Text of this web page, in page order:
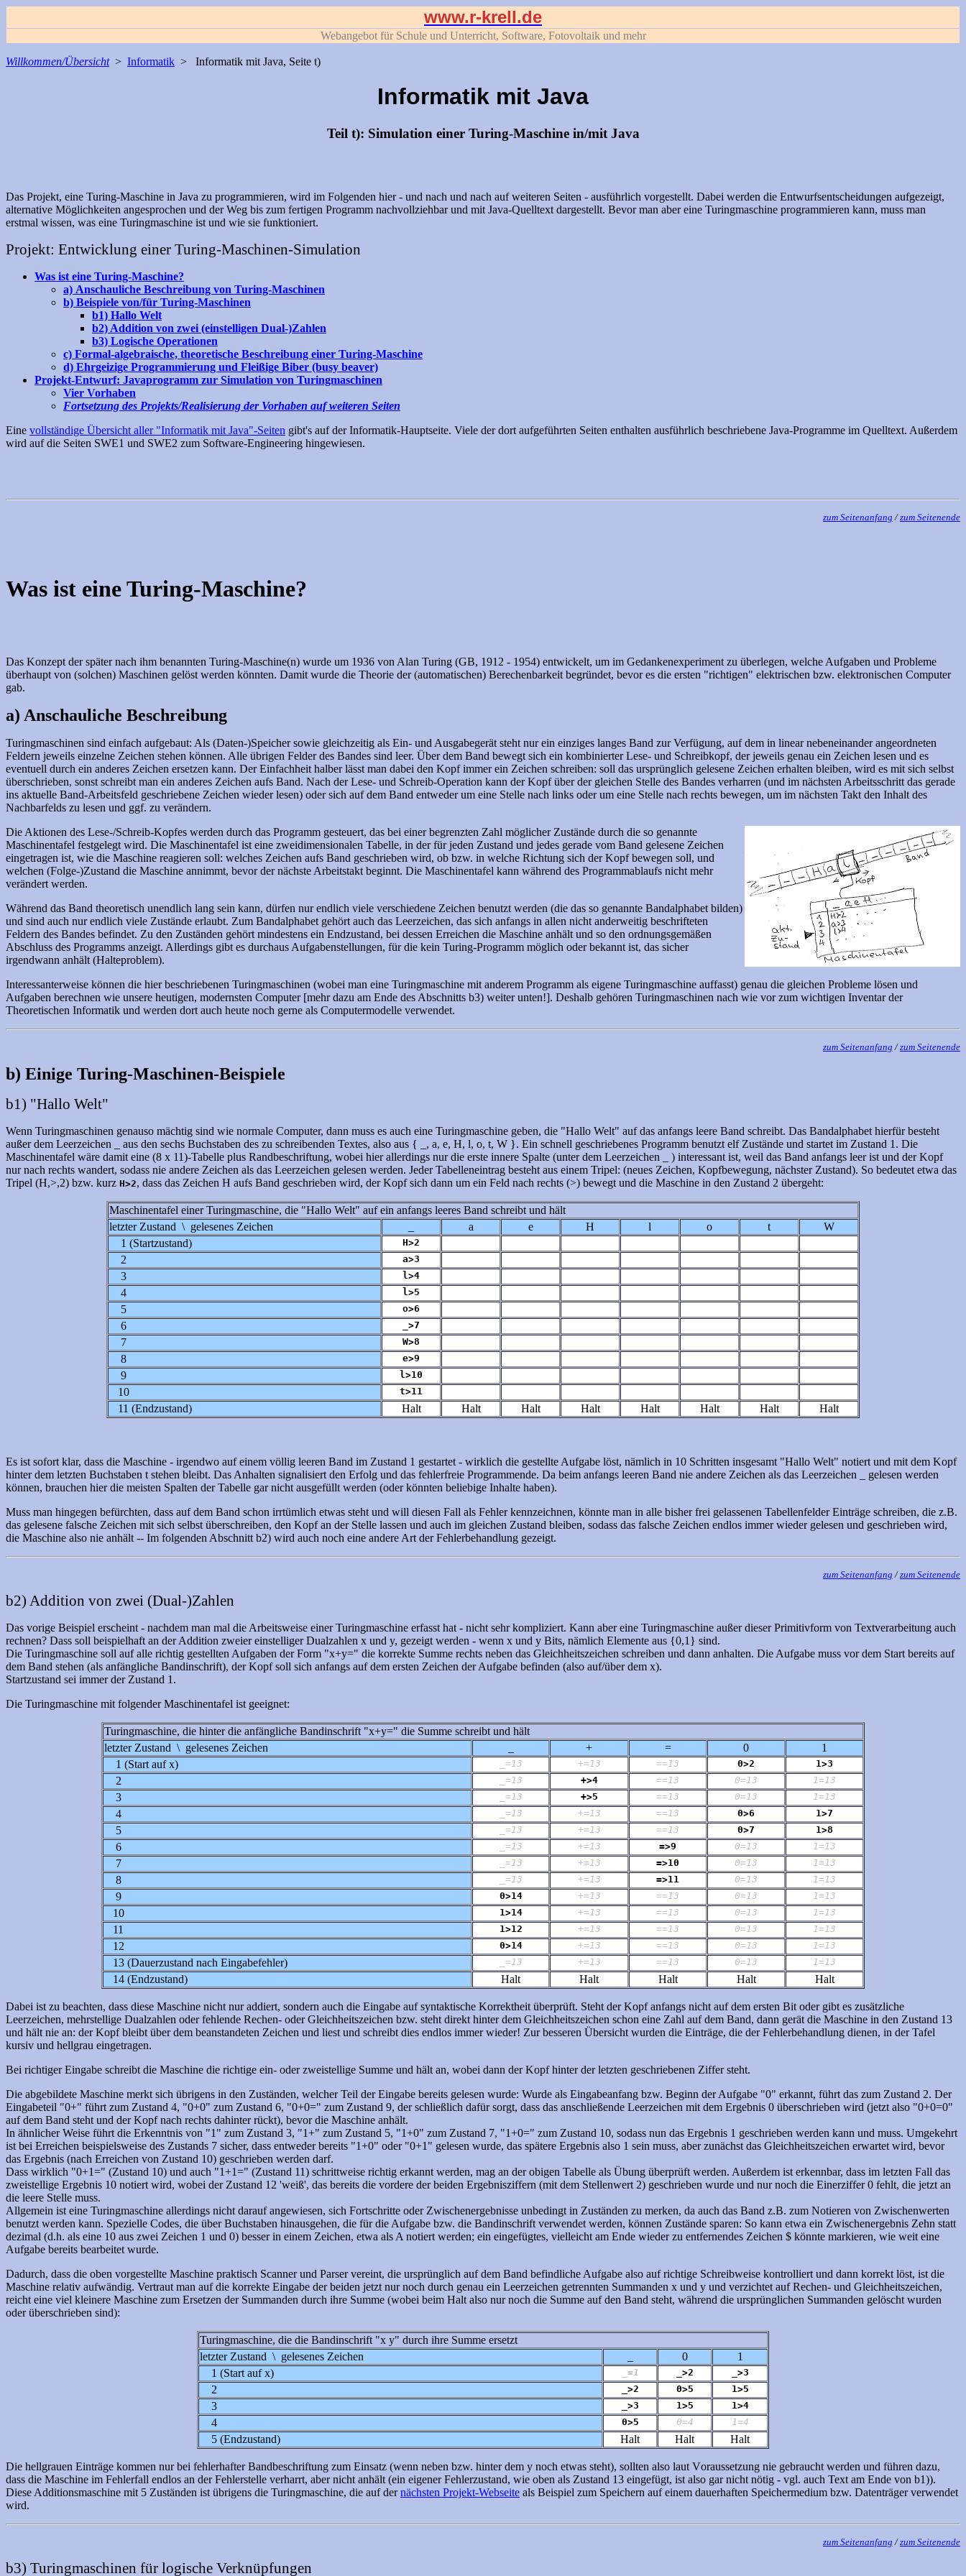
www.r-krell.de
Webangebot für Schule und Unterricht, Software, Fotovoltaik und mehr
Willkommen/Übersicht> Informatik > Informatik mit Java, Seite t)
Informatik mit Java
Teil t): Simulation einer Turing-Maschine in/mit Java
Das Projekt, eine Turing-Maschine in Java zu programmieren, wird im Folgenden hier - und nach und nach auf weiteren Seiten - ausführlich vorgestellt. Dabei werden die Entwurfsentscheidungen aufgezeigt,
alternative Möglichkeiten angesprochen und der Weg bis zum fertigen Programm nachvollziehbar und mit Java-Quelltext dargestellt. Bevor man aber eine Turingmaschine programmieren kann, muss man
erstmal wissen, was eine Turingmaschine ist und wie sie funktioniert.
Projekt: Entwicklung einer Turing-Maschinen-Simulation
Was ist eine Turing-Maschine?
a) Anschauliche Beschreibung von Turing-Maschinen
b) Beispiele von/für Turing-Maschinen
b1) Hallo Welt
b2) Addition von zwei (einstelligen Dual-)Zahlen
b3) Logische Operationen
c) Formal-algebraische, theoretische Beschreibung einer Turing-Maschine
d) Ehrgeizige Programmierung und Fleißige Biber (busy beaver)
Projekt-Entwurf: Javaprogramm zur Simulation von Turingmaschinen
Vier Vorhaben
Fortsetzung des Projekts/Realisierung der Vorhaben auf weiteren Seiten
Eine vollständige Übersicht aller "Informatik mit Java"-Seiten gibt's auf der Informatik-Hauptseite. Viele der dort aufgeführten Seiten enthalten ausführlich beschriebene Java-Programme im Quelltext. Außerdem
wird auf die Seiten SWE1 und SWE2 zum Software-Engineering hingewiesen.
zum Seitenanfang /zum Seitenende
Was ist eine Turing-Maschine?
Das Konzept der später nach ihm benannten Turing-Maschine(n) wurde um 1936 von Alan Turing (GB, 1912 - 1954) entwickelt, um im Gedankenexperiment zu überlegen, welche Aufgaben und Probleme
überhaupt von (solchen) Maschinen gelöst werden könnten. Damit wurde die Theorie der (automatischen) Berechenbarkeit begründet, bevor es die ersten "richtigen" elektrischen bzw. elektronischen Computer
gab.
a) Anschauliche Beschreibung
Turingmaschinen sind einfach aufgebaut: Als (Daten-)Speicher sowie gleichzeitig als Ein- und Ausgabegerät steht nur ein einziges langes Band zur Verfügung, auf dem in linear nebeneinander angeordneten
Feldern jeweils einzelne Zeichen stehen können. Alle übrigen Felder des Bandes sind leer. Über dem Band bewegt sich ein kombinierter Lese- und Schreibkopf, der jeweils genau ein Zeichen lesen und es
eventuell durch ein anderes Zeichen ersetzen kann. Der Einfachheit halber lässt man dabei den Kopf immer ein Zeichen schreiben: soll das ursprünglich gelesene Zeichen erhalten bleiben, wird es mit sich selbst
überschrieben, sonst schreibt man ein anderes Zeichen aufs Band. Nach der Lese- und Schreib-Operation kann der Kopf über der gleichen Stelle des Bandes verharren (und im nächsten Arbeitsschritt das gerade
ins aktuelle Band-Arbeitsfeld geschriebene Zeichen wieder lesen) oder sich auf dem Band entweder um eine Stelle nach links oder um eine Stelle nach rechts bewegen, um im nächsten Takt den Inhalt des
Nachbarfelds zu lesen und ggf. zu verändern.
Die Aktionen des Lese-/Schreib-Kopfes werden durch das Programm gesteuert, das bei einer begrenzten Zahl möglicher Zustände durch die so genannte
Maschinentafel festgelegt wird. Die Maschinentafel ist eine zweidimensionalen Tabelle, in der für jeden Zustand und jedes gerade vom Band gelesene Zeichen
eingetragen ist, wie die Maschine reagieren soll: welches Zeichen aufs Band geschrieben wird, ob bzw. in welche Richtung sich der Kopf bewegen soll, und
welchen (Folge-)Zustand die Maschine annimmt, bevor der nächste Arbeitstakt beginnt. Die Maschinentafel kann während des Programmablaufs nicht mehr
verändert werden.
Während das Band theoretisch unendlich lang sein kann, dürfen nur endlich viele verschiedene Zeichen benutzt werden (die das so genannte Bandalphabet bilden)
und sind auch nur endlich viele Zustände erlaubt. Zum Bandalphabet gehört auch das Leerzeichen, das sich anfangs in allen nicht anderweitig beschrifteten
Feldern des Bandes befindet. Zu den Zuständen gehört mindestens ein Endzustand, bei dessen Erreichen die Maschine anhält und so den ordnungsgemäßen
Abschluss des Programms anzeigt. Allerdings gibt es durchaus Aufgabenstellungen, für die kein Turing-Programm möglich oder bekannt ist, das sicher
irgendwann anhält (Halteproblem).
Interessanterweise können die hier beschriebenen Turingmaschinen (wobei man eine Turingmaschine mit anderem Programm als eigene Turingmaschine auffasst) genau die gleichen Probleme lösen und
Aufgaben berechnen wie unsere heutigen, modernsten Computer [mehr dazu am Ende des Abschnitts b3) weiter unten!]. Deshalb gehören Turingmaschinen nach wie vor zum wichtigen Inventar der
Theoretischen Informatik und werden dort auch heute noch gerne als Computermodelle verwendet.
zum Seitenanfang /zum Seitenende
b) Einige Turing-Maschinen-Beispiele
b1) "Hallo Welt"
Wenn Turingmaschinen genauso mächtig sind wie normale Computer, dann muss es auch eine Turingmaschine geben, die "Hallo Welt" auf das anfangs leere Band schreibt. Das Bandalphabet hierfür besteht
außer dem Leerzeichen _ aus den sechs Buchstaben des zu schreibenden Textes, also aus { _, a, e, H, l, o, t, W }. Ein schnell geschriebenes Programm benutzt elf Zustände und startet im Zustand 1. Die
Maschinentafel wäre damit eine (8 x 11)-Tabelle plus Randbeschriftung, wobei hier allerdings nur die erste innere Spalte (unter dem Leerzeichen _ ) interessant ist, weil das Band anfangs leer ist und der Kopf
nur nach rechts wandert, sodass nie andere Zeichen als das Leerzeichen gelesen werden. Jeder Tabelleneintrag besteht aus einem Tripel: (neues Zeichen, Kopfbewegung, nächster Zustand). So bedeutet etwa das
Tripel (H,>,2) bzw. kurz H>2, dass das Zeichen H aufs Band geschrieben wird, der Kopf sich dann um ein Feld nach rechts (>) bewegt und die Maschine in den Zustand 2 übergeht:
Maschinentafel einer Turingmaschine, die "Hallo Welt" auf ein anfangs leeres Band schreibt und hält
letzter Zustand \ gelesenes Zeichen
a e H l o t
W
1 (Startzustand)
H>2
2 a>3
3 l>4
4 l>5
5 o>6
6 _>7
7 W>8
8 e>9
9 l>10
10 t>11
11 (Endzustand) Halt Halt Halt Halt Halt Halt Halt Halt
Es ist sofort klar, dass die Maschine - irgendwo auf einem völlig leeren Band im Zustand 1 gestartet - wirklich die gestellte Aufgabe löst, nämlich in 10 Schritten insgesamt "Hallo Welt" notiert und mit dem Kopf
hinter dem letzten Buchstaben t stehen bleibt. Das Anhalten signalisiert den Erfolg und das fehlerfreie Programmende. Da beim anfangs leeren Band nie andere Zeichen als das Leerzeichen _ gelesen werden
können, brauchen hier die meisten Spalten der Tabelle gar nicht ausgefüllt werden (oder könnten beliebige Inhalte haben).
Muss man hingegen befürchten, dass auf dem Band schon irrtümlich etwas steht und will diesen Fall als Fehler kennzeichnen, könnte man in alle bisher frei gelassenen Tabellenfelder Einträge schreiben, die z.B.
das gelesene falsche Zeichen mit sich selbst überschreiben, den Kopf an der Stelle lassen und auch im gleichen Zustand bleiben, sodass das falsche Zeichen endlos immer wieder gelesen und geschrieben wird,
die Maschine also nie anhält -- Im folgenden Abschnitt b2) wird auch noch eine andere Art der Fehlerbehandlung gezeigt.
zum Seitenanfang /zum Seitenende
b2) Addition von zwei (Dual-)Zahlen
Das vorige Beispiel erscheint - nachdem man mal die Arbeitsweise einer Turingmaschine erfasst hat - nicht sehr kompliziert. Kann aber eine Turingmaschine außer dieser Primitivform von Textverarbeitung auch
rechnen? Dass soll beispielhaft an der Addition zweier einstelliger Dualzahlen x und y, gezeigt werden - wenn x und y Bits, nämlich Elemente aus {0,1} sind.
Die Turingmaschine soll auf alle richtig gestellten Aufgaben der Form "x+y=" die korrekte Summe rechts neben das Gleichheitszeichen schreiben und dann anhalten. Die Aufgabe muss vor dem Start bereits auf
dem Band stehen (als anfängliche Bandinschrift), der Kopf soll sich anfangs auf dem ersten Zeichen der Aufgabe befinden (also auf/über dem x).
Startzustand sei immer der Zustand 1.
Die Turingmaschine mit folgender Maschinentafel ist geeignet:
Turingmaschine, die hinter die anfängliche Bandinschrift "x+y=" die Summe schreibt und hält
letzter Zustand \ gelesenes Zeichen
+ = 0
1
1 (Start auf x)
_=13 +=13 ==13 0>2 1>3
2 _=13 +>4 ==13 0=13 1=13
3 _=13 +>5 ==13 0=13 1=13
4 _=13 +=13 ==13 0>6 1>7
5 _=13 +=13 ==13 0>7 1>8
6 _=13 +=13 =>9 0=13 1=13
7 _=13 +=13 =>10 0=13 1=13
8 _=13 +=13 =>11 0=13 1=13
9 0>14 +=13 ==13 0=13 1=13
10 1>14 +=13 ==13 0=13 1=13
11 1>12 +=13 ==13 0=13 1=13
12 0>14 +=13 ==13 0=13 1=13
13 (Dauerzustand nach Eingabefehler) _=13 +=13 ==13 0=13 1=13
14 (Endzustand) Halt Halt Halt Halt Halt
Dabei ist zu beachten, dass diese Maschine nicht nur addiert, sondern auch die Eingabe auf syntaktische Korrektheit überprüft. Steht der Kopf anfangs nicht auf dem ersten Bit oder gibt es zusätzliche
Leerzeichen, mehrstellige Dualzahlen oder fehlende Rechen- oder Gleichheitszeichen bzw. steht direkt hinter dem Gleichheitszeichen schon eine Zahl auf dem Band, dann gerät die Maschine in den Zustand 13
und hält nie an: der Kopf bleibt über dem beanstandeten Zeichen und liest und schreibt dies endlos immer wieder! Zur besseren Übersicht wurden die Einträge, die der Fehlerbehandlung dienen, in der Tafel
kursiv und hellgrau eingetragen.
Bei richtiger Eingabe schreibt die Maschine die richtige ein- oder zweistellige Summe und hält an, wobei dann der Kopf hinter der letzten geschriebenen Ziffer steht.
Die abgebildete Maschine merkt sich übrigens in den Zuständen, welcher Teil der Eingabe bereits gelesen wurde: Wurde als Eingabeanfang bzw. Beginn der Aufgabe "0" erkannt, führt das zum Zustand 2. Der
Eingabeteil "0+" führt zum Zustand 4, "0+0" zum Zustand 6, "0+0=" zum Zustand 9, der schließlich dafür sorgt, dass das anschließende Leerzeichen mit dem Ergebnis 0 überschrieben wird (jetzt also "0+0=0"
auf dem Band steht und der Kopf nach rechts dahinter rückt), bevor die Maschine anhält.
In ähnlicher Weise führt die Erkenntnis von "1" zum Zustand 3, "1+" zum Zustand 5, "1+0" zum Zustand 7, "1+0=" zum Zustand 10, sodass nun das Ergebnis 1 geschrieben werden kann und muss. Umgekehrt
ist bei Erreichen beispielsweise des Zustands 7 sicher, dass entweder bereits "1+0" oder "0+1" gelesen wurde, das spätere Ergebnis also 1 sein muss, aber zunächst das Gleichheitszeichen erwartet wird, bevor
das Ergebnis (nach Erreichen von Zustand 10) geschrieben werden darf.
Dass wirklich "0+1=" (Zustand 10) und auch "1+1=" (Zustand 11) schrittweise richtig erkannt werden, mag an der obigen Tabelle als Übung überprüft werden. Außerdem ist erkennbar, dass im letzten Fall das
zweistellige Ergebnis 10 notiert wird, wobei der Zustand 12 'weiß', das bereits die vordere der beiden Ergebnisziffern (mit dem Stellenwert 2) geschrieben wurde und nur noch die Einerziffer 0 fehlt, die jetzt an
die leere Stelle muss.
Allgemein ist eine Turingmaschine allerdings nicht darauf angewiesen, sich Fortschritte oder Zwischenergebnisse unbedingt in Zuständen zu merken, da auch das Band z.B. zum Notieren von Zwischenwerten
benutzt werden kann. Spezielle Codes, die über Buchstaben hinausgehen, die für die Aufgabe bzw. die Bandinschrift verwendet werden, können Zustände sparen: So kann etwa ein Zwischenergebnis Zehn statt
dezimal (d.h. als eine 10 aus zwei Zeichen 1 und 0) besser in einem Zeichen, etwa als A notiert werden; ein eingefügtes, vielleicht am Ende wieder zu entfernendes Zeichen $ könnte markieren, wie weit eine
Aufgabe bereits bearbeitet wurde.
Dadurch, dass die oben vorgestellte Maschine praktisch Scanner und Parser vereint, die ursprünglich auf dem Band befindliche Aufgabe also auf richtige Schreibweise kontrolliert und dann korrekt löst, ist die
Maschine relativ aufwändig. Vertraut man auf die korrekte Eingabe der beiden jetzt nur noch durch genau ein Leerzeichen getrennten Summanden x und y und verzichtet auf Rechen- und Gleichheitszeichen,
reicht eine viel kleinere Maschine zum Ersetzen der Summanden durch ihre Summe (wobei beim Halt also nur noch die Summe auf den Band steht, während die ursprünglichen Summanden gelöscht wurden
oder überschrieben sind):
Turingmaschine, die die Bandinschrift "x y" durch ihre Summe ersetzt
letzter Zustand \ gelesenes Zeichen
0
1
1 (Start auf x)
_=1 _>2 _>3
2 _>2 0>5 1>5
3 _>3 1>5 1>4
4 0>5 0=4 1=4
5 (Endzustand) Halt Halt Halt
Die hellgrauen Einträge kommen nur bei fehlerhafter Bandbeschriftung zum Einsatz (wenn neben bzw. hinter dem y noch etwas steht), sollten also laut Voraussetzung nie gebraucht werden und führen dazu,
dass die Maschine im Fehlerfall endlos an der Fehlerstelle verharrt, aber nicht anhält (ein eigener Fehlerzustand, wie oben als Zustand 13 eingefügt, ist also gar nicht nötig - vgl. auch Text am Ende von b1)).
Diese Additionsmaschine mit 5 Zuständen ist übrigens die Turingmaschine, die auf dernächsten Projekt-Webseite als Beispiel zum Speichern auf einem dauerhaften Speichermedium bzw. Datenträger verwendet
wird.
zum Seitenanfang /zum Seitenende
b3) Turingmaschinen für logische Verknüpfungen